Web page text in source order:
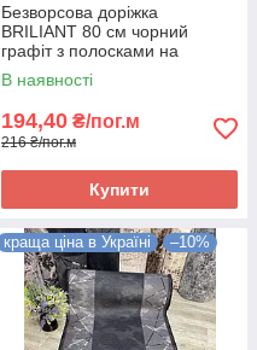
Безворсова доріжка
BRILIANT 80 см чорний
графіт з полосками на
підлогу на кухню, в коридор
В наявності
194,40 ₴/пог.м
216 ₴/пог.м
Купити
краща ціна в Україні –10%